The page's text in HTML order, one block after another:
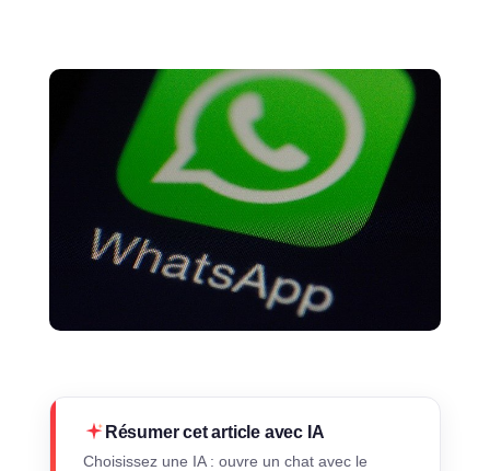
Résumer cet article avec IA
Choisissez une IA : ouvre un chat avec le